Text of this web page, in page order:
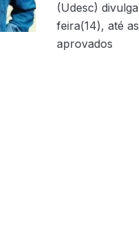
(Udesc)
feira(14), até
aprovados